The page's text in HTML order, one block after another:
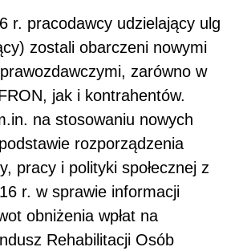
r. pracodawcy udzielający ulg
zostali obarczeni nowymi
zarówno w
jak i kontrahentów.
na stosowaniu nowych
rozporządzenia
pracy i polityki społecznej z
r. w sprawie informacji
obniżenia wpłat na
Rehabilitacji Osób